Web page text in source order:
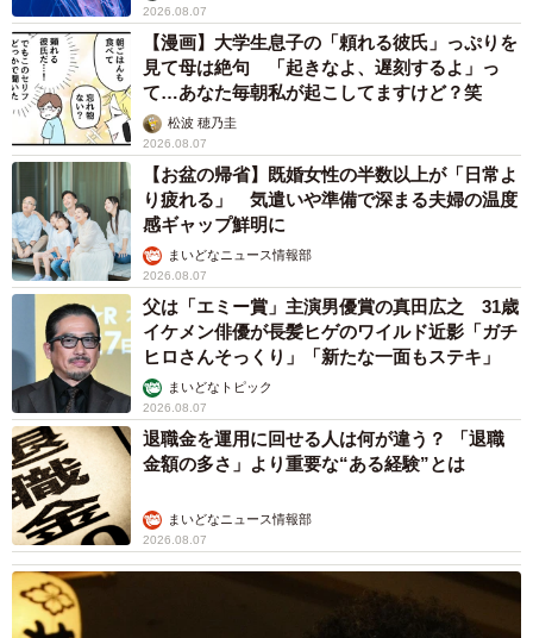
2026.08.07
【漫画】大学生息子の「頼れる彼氏」っぷりを
見て母は絶句 「起きなよ、遅刻するよ」っ
て…あなた毎朝私が起こしてますけど？笑
松波 穂乃圭
2026.08.07
【お盆の帰省】既婚女性の半数以上が「日常よ
り疲れる」 気遣いや準備で深まる夫婦の温度
感ギャップ鮮明に
まいどなニュース情報部
2026.08.07
父は「エミー賞」主演男優賞の真田広之 31歳
イケメン俳優が長髪ヒゲのワイルド近影「ガチ
ヒロさんそっくり」「新たな一面もステキ」
まいどなトピック
2026.08.07
退職金を運用に回せる人は何が違う？ 「退職
金額の多さ」より重要な“ある経験”とは
まいどなニュース情報部
2026.08.07